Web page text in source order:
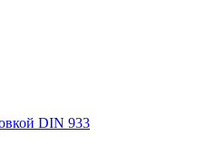
DIN 933